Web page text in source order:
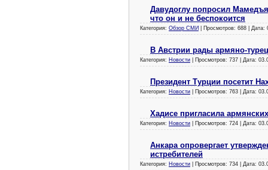
Давудоглу попросил
что он и не беспокоится
Категория: Обзор СМИ | Просмотров: 688 | Дата:
В Австрии рады армяно-
Категория: Новости | Просмотров: 737 | Дата:
Президент Турции посетит
Категория: Новости | Просмотров: 763 | Дата:
Хадисе пригласила
Категория: Новости | Просмотров: 724 | Дата:
Анкара опровергает
истребителей
Категория: Новости | Просмотров: 734 | Дата: